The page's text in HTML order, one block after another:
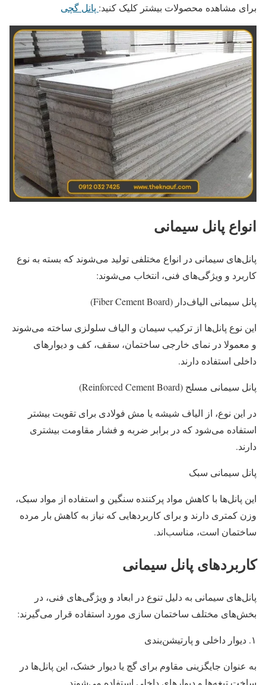
برای مشاهده محصولات بیشتر کلیک کنید: پانل گچی
انواع پانل سیمانی
پانل‌های سیمانی در انواع مختلفی تولید می‌شوند که بسته به نوع
کاربرد و ویژگی‌های فنی، انتخاب می‌شوند:
پانل سیمانی الیاف‌دار (Fiber Cement Board)
این نوع پانل‌ها از ترکیب سیمان و الیاف سلولزی ساخته می‌شوند
و معمولا در نمای خارجی ساختمان، سقف، کف و دیوارهای
داخلی استفاده دارند.
پانل سیمانی مسلح (Reinforced Cement Board)
در این نوع، از الیاف شیشه یا مش فولادی برای تقویت بیشتر
استفاده می‌شود که در برابر ضربه و فشار مقاومت بیشتری
دارند.
پانل سیمانی سبک
این پانل‌ها با کاهش مواد پرکننده سنگین و استفاده از مواد سبک،
وزن کمتری دارند و برای کاربردهایی که نیاز به کاهش بار مرده
ساختمان است، مناسب‌اند.
کاربردهای پانل سیمانی
پانل‌های سیمانی به دلیل تنوع در ابعاد و ویژگی‌های فنی، در
بخش‌های مختلف ساختمان‌ سازی مورد استفاده قرار می‌گیرند:
۱. دیوار داخلی و پارتیشن‌بندی
به عنوان جایگزینی مقاوم برای گچ یا دیوار خشک، این پانل‌ها در
ساخت تیغه‌ها و دیوارهای داخلی استفاده می‌شوند.